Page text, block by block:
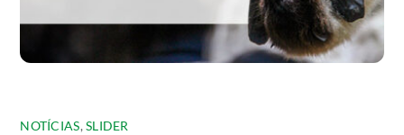
NOTÍCIAS,SLIDER